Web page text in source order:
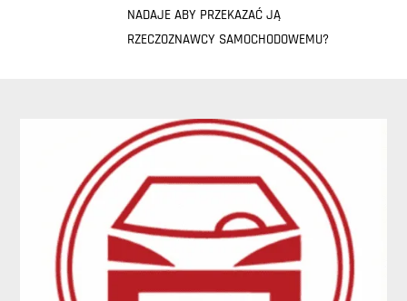
NADAJE ABY PRZEKAZAĆ JĄ
RZECZOZNAWCY SAMOCHODOWEMU?